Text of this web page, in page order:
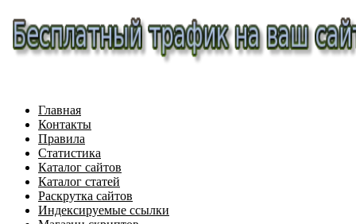
Главная
Контакты
Правила
Статистика
Каталог сайтов
Каталог статей
Раскрутка сайтов
Индексируемые ссылки